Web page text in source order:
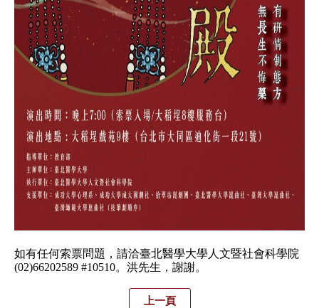
如有任何索票問題，請洽臺北醫學大學人文暨社會科學院
(02)66202589 #10510。洪先生，謝謝。
上一頁